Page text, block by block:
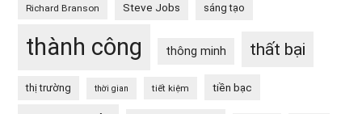
Richard Branson Steve Jobs sáng tạo
thành công thông minh thất bại
thị trường thời gian tiết kiệm tiền bạc